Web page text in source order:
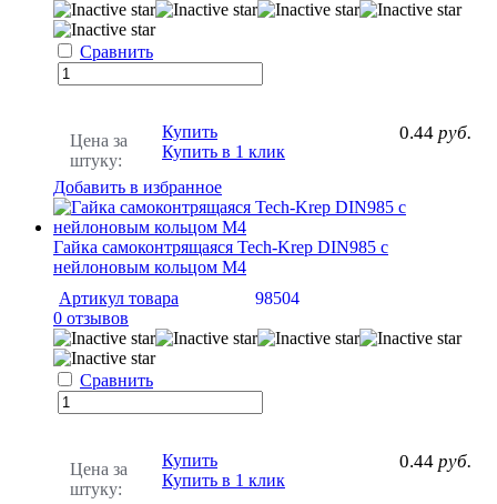
Сравнить
Цена за
штуку:
0.44 руб.
Купить
Купить в 1 клик
Добавить в избранное
Гайка самоконтрящаяся Tech-Krep DIN985 c
нейлоновым кольцом М4
Артикул товара
98504
0 отзывов
Сравнить
Цена за
штуку:
0.44 руб.
Купить
Купить в 1 клик